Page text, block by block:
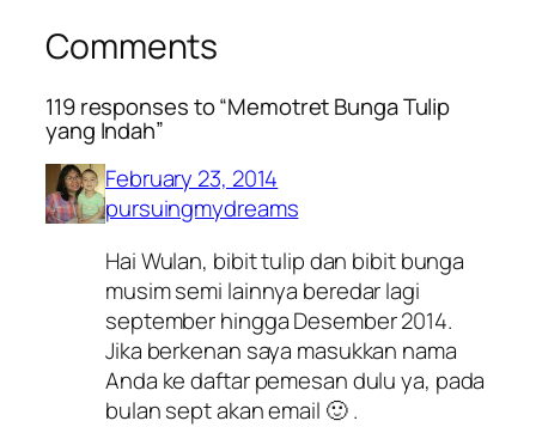
Comments
119 responses to “Memotret Bunga Tulip
yang Indah”
February 23, 2014
pursuingmydreams
Hai Wulan, bibit tulip dan bibit bunga
musim semi lainnya beredar lagi
september hingga Desember 2014.
Jika berkenan saya masukkan nama
Anda ke daftar pemesan dulu ya, pada
bulan sept akan email 🙂 .